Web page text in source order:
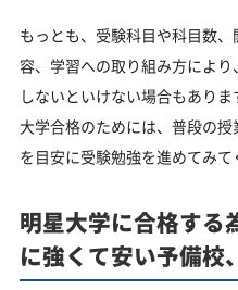
もっとも、受験科目や科目数
容、学習への取り組み方によ
しないといけない場合もあり
大学合格のためには、普段の
を目安に受験勉強を進めてみて
明星大学に合格する
に強くて安い予備校